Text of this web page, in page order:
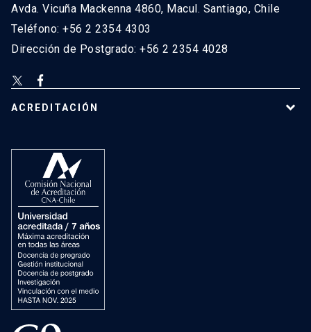
Avda. Vicuña Mackenna 4860, Macul. Santiago, Chile
Teléfono: +56 2 2354 4303
Dirección de Postgrado: +56 2 2354 4028
ACREDITACIÓN